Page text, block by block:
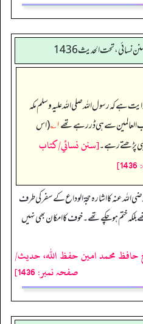
نسائي، تحت الحديث 1436
ہے کہ رسول اللہ صلی اللہ علیہ وسلم مکہ
سے ہی ڈر رہے تھے۱؎ (اس
پڑھتے رہے۔[سنن نسائي/كتاب
اللہ عنہ کا اشارہ حجۃ الوداع کے سفر کی طرف
ختم ہوچکے تھے۔ خوف کا امکان بھی نہیں
حافظ محمد امین حفظ اللہ، حدیث/
صفحہ نمبر: 1436]